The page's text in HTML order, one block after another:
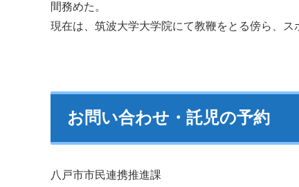
間務めた。
現在は、筑波大学大学院にて教鞭をとる傍ら、ス
お問い合わせ・託児の予約
八戸市市民連携推進課